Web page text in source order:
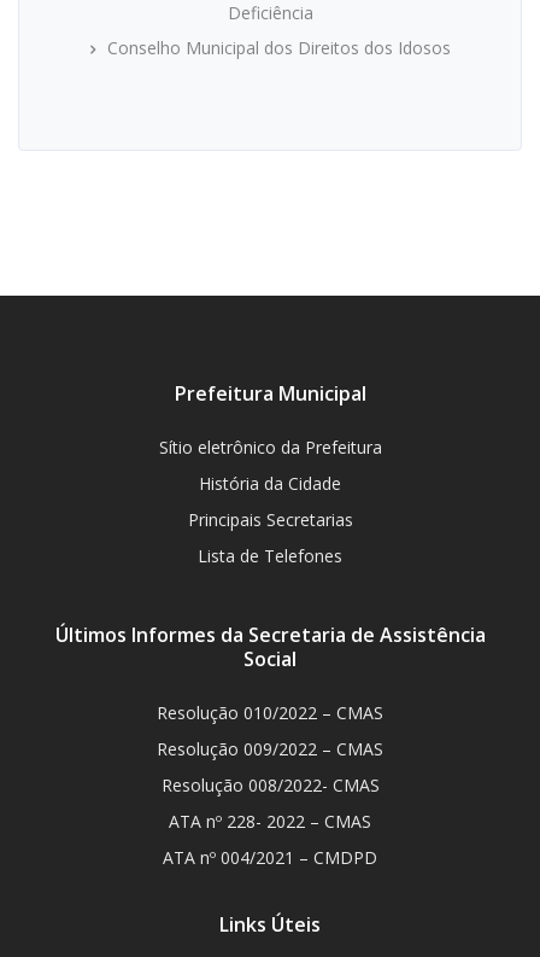
Deficiência
Conselho Municipal dos Direitos dos Idosos
Prefeitura Municipal
Sítio eletrônico da Prefeitura
História da Cidade
Principais Secretarias
Lista de Telefones
Últimos Informes da Secretaria de Assistência
Social
Resolução 010/2022 – CMAS
Resolução 009/2022 – CMAS
Resolução 008/2022- CMAS
ATA nº 228- 2022 – CMAS
ATA nº 004/2021 – CMDPD
Links Úteis